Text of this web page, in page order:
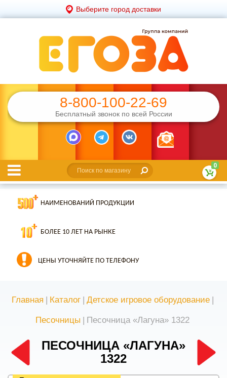
Выберите город доставки
8-800-100-22-69
Бесплатный звонок по всей России
0
НАИМЕНОВАНИЙ ПРОДУКЦИИ
БОЛЕЕ 10 ЛЕТ НА РЫНКЕ
ЦЕНЫ УТОЧНЯЙТЕ ПО ТЕЛЕФОНУ
Главная | Каталог | Детское игровое оборудование |
Песочницы | Песочница «Лагуна» 1322
ПЕСОЧНИЦА «ЛАГУНА»
1322